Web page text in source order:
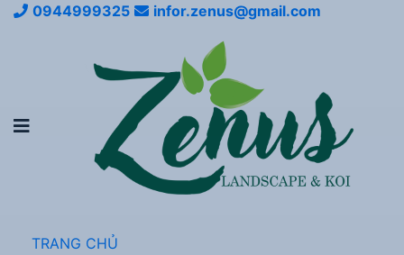
0944999325 infor.zenus@gmail.com
TRANG CHỦ